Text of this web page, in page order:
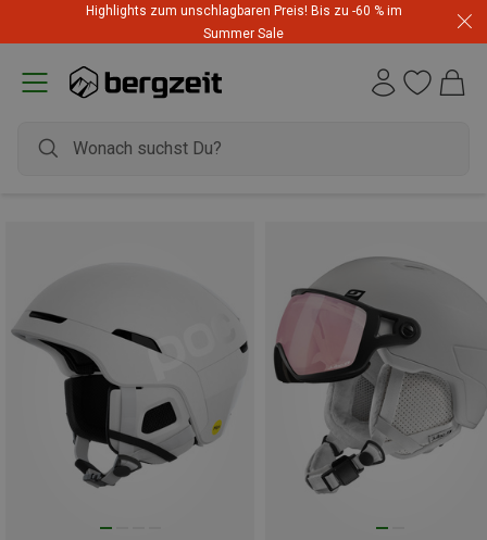
Highlights zum unschlagbaren Preis! Bis zu -60 % im
Summer Sale